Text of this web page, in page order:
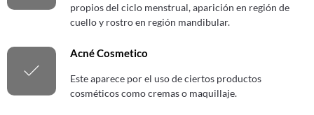
propios del ciclo menstrual, aparición en región de
cuello y rostro en región mandibular.
Acné Cosmetico
Este aparece por el uso de ciertos productos
cosméticos como cremas o maquillaje.